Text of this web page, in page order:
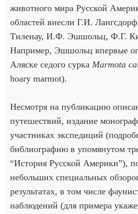
животного мира Русской
областей внесли Г.И.
Тиленау, И.Ф. Эшшольц, Ф.Г.
Например, Эшшольц впервые
Аляске седого сурка Marmota
hoary marmot).
Несмотря на публикацию
путешествий, издание
участниках экспедиций
библиографию в упомянутом
“История Русской Америки”),
небольших специальных
результатах, в том числе
наблюдений (для примера